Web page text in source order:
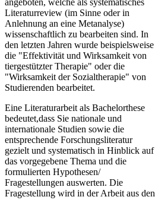
Literaturreview (im Sinne oder in
Anlehnung an eine Metanalyse)
wissenschaftlich zu bearbeiten sind. In
den letzten Jahren wurde beispielsweise
die "Effektivität und Wirksamkeit von
tiergestützter Therapie" oder die
"Wirksamkeit der Sozialtherapie" von
Studierenden bearbeitet.
Eine Literaturarbeit als Bachelorthese
bedeutet,dass Sie nationale und
internationale Studien sowie die
entsprechende Forschungsliteratur
gezielt und systematisch in Hinblick auf
das vorgegebene Thema und die
formulierten Hypothesen/
Fragestellungen auswerten. Die
Fragestellung wird in der Arbeit aus den